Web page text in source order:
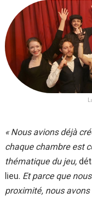
« Nous avions déjà
chaque chambre est
thématique du jeu,
lieu. Et parce que
proximité, nous